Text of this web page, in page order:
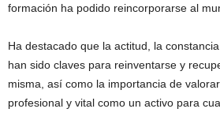
formación ha podido reincorporarse al
Ha destacado que la actitud, la
han sido claves para reinventarse y
misma, así como la importancia de
profesional y vital como un activo para